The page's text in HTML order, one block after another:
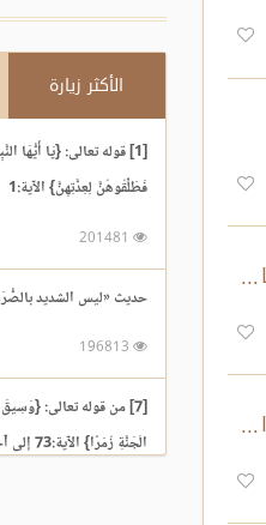
الأكثر زيارة
[1] قوله تعالى: {يَا أَيُّهَا
فَطَلِّقُوهُنَّ لِعِدَّتِهِنَّ} الآية:1
حديث «ليس الشديد
[7] من قوله تعالى: {وَسِيقَ
الْجَنَّةِ زُمَرًا} الآية:73 إلى آخر السورة